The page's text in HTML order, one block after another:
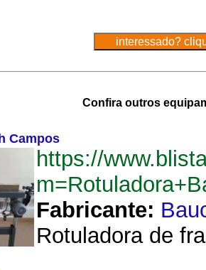
Confira outros
Campos
https://
Fabricante:
Rotuladora de